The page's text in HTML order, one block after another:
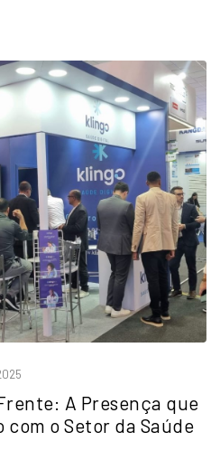
A Presença que
com o Setor da Saúde